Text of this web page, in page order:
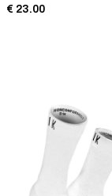
€ 23.00